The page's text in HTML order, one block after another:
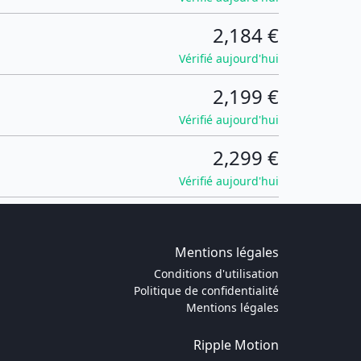
2,184 €
Vérifié aujourd'hui
2,199 €
Vérifié aujourd'hui
2,299 €
Vérifié aujourd'hui
Mentions légales
Conditions d'utilisation
Politique de confidentialité
Mentions légales
Ripple Motion